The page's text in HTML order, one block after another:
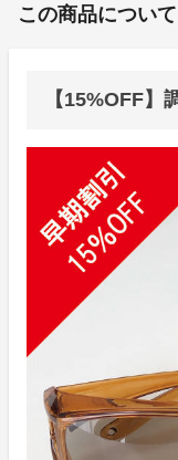
この商品について
【15%OFF